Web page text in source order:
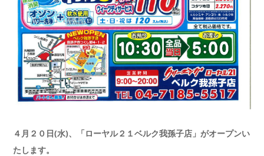
４月２０日(水)、
「ローヤル２１ベルク我孫子店」がオープンい
たします。